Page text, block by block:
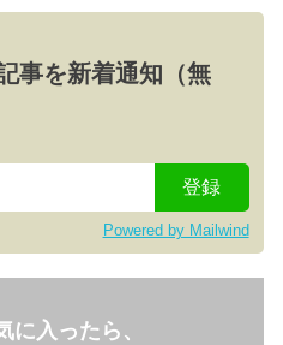
事を新着通知（無
Powered by Mailwind
に入ったら、